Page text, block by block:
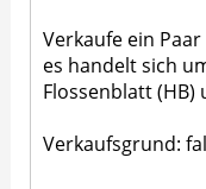
Verkaufe ein
es handelt sich
Flossenblatt (HB)
Verkaufsgrund: